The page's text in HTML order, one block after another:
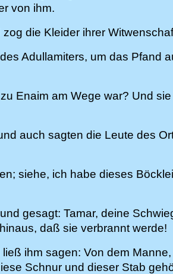
von ihm.
die Kleider ihrer
Adullamiters, um das Pfand
Enaim am Wege war? Und
auch sagten die Leute des
siehe, ich habe dieses
gesagt: Tamar, deine
daß sie verbrannt werde!
ihm sagen: Von dem
Schnur und dieser Stab